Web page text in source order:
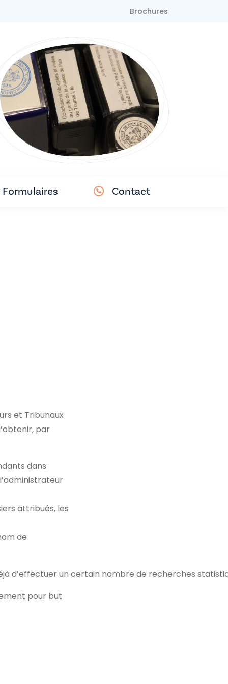
Brochures
Formulaires Contact
et Tribunaux
par
dans
attribués, les
de
d’effectuer un certain nombre de recherches
pour but